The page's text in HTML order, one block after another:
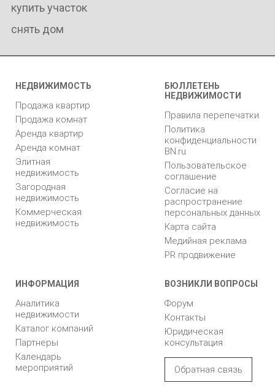
купить участок
снять дом
НЕДВИЖИМОСТЬ
Продажа квартир
Продажа комнат
Аренда квартир
Аренда комнат
Элитная
недвижимость
Загородная
недвижимость
Коммерческая
недвижимость
БЮЛЛЕТЕНЬ
НЕДВИЖИМОСТИ
Правила перепечатки
Политика
конфиденциальности
BN.ru
Пользовательское
соглашение
Согласие на
распространение
персональных данных
Карта сайта
Медийная реклама
PR продвижение
ИНФОРМАЦИЯ
Аналитика
недвижимости
Каталог компаний
Партнеры
Календарь
мероприятий
ВОЗНИКЛИ ВОПРОСЫ
Форум
Контакты
Юридическая
консультация
Обратная связь